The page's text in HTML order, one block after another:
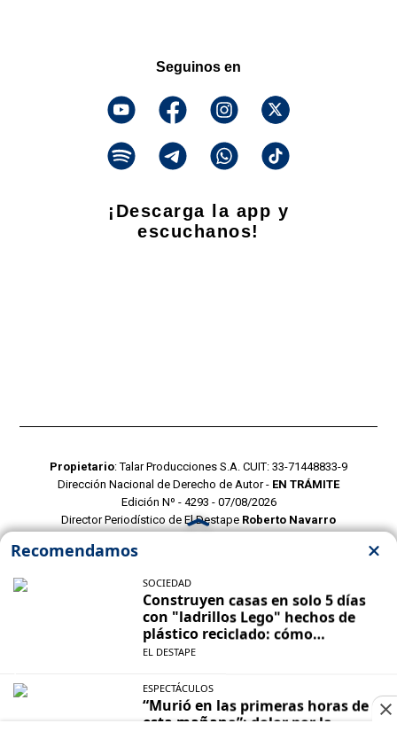
Seguinos en
¡Descarga la app y
escuchanos!
Propietario: Talar Producciones S.A. CUIT: 33-71448833-9
Dirección Nacional de Derecho de Autor - EN TRÁMITE
Edición Nº - 4293 - 07/08/2026
Director Periodístico de El Destape Roberto Navarro
POLITICAS DE PRIVACIDAD
CONTACTO COMERCIAL
CONTACTO EDITORIAL
Mustang Cloud- CMS para portales de noticias